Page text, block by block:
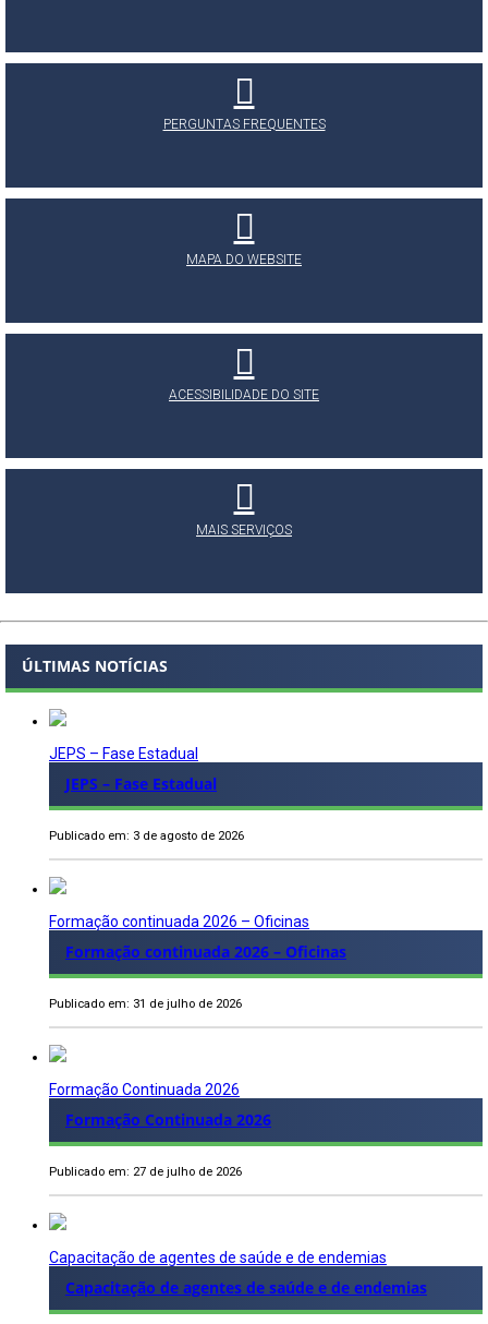
PERGUNTAS FREQUENTES
MAPA DO WEBSITE
ACESSIBILIDADE DO SITE
MAIS SERVIÇOS
ÚLTIMAS NOTÍCIAS
JEPS – Fase Estadual
JEPS – Fase Estadual
Publicado em: 3 de agosto de 2026
Formação continuada 2026 – Oficinas
Formação continuada 2026 – Oficinas
Publicado em: 31 de julho de 2026
Formação Continuada 2026
Formação Continuada 2026
Publicado em: 27 de julho de 2026
Capacitação de agentes de saúde e de endemias
Capacitação de agentes de saúde e de endemias